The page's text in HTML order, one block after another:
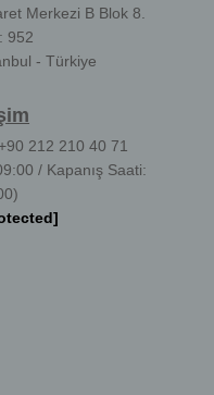
Merkezi B Blok 8.
952
- Türkiye
212 210 40 71
/ Kapanış Saati: